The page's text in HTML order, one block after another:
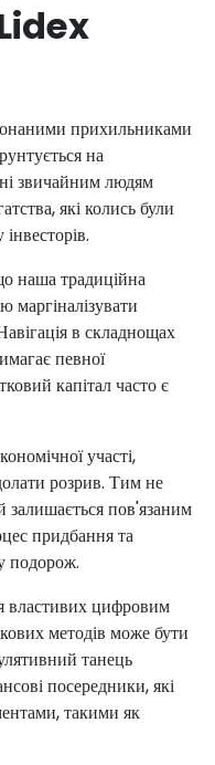
прихильниками
на
звичайним людям
які колись були
наша традиційна
маргіналізувати
в складнощах
певної
капітал часто є
участі,
розрив. Тим не
залишається пов'язаним
придбання та
подорож.
властивих цифровим
методів може бути
танець
посередники, які
такими як